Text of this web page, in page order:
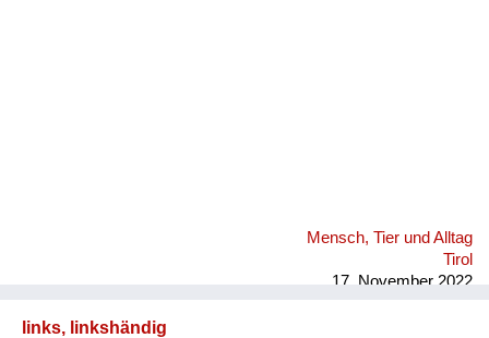
Mensch, Tier und Alltag
Tirol
17. November 2022
links, linkshändig